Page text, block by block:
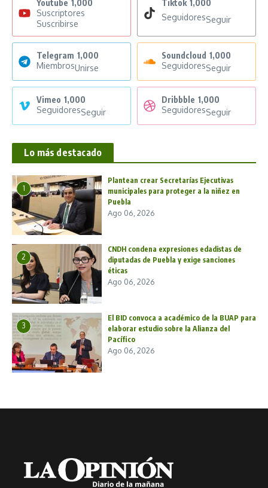
Youtube 1,000
Suscriptores
Suscribirse
Tiktok 1,000
SeguidoresSeguir
Telegram 1,000
MiembrosUnirse
Soundcloud 1,000
SeguidoresSeguir
Vimeo 1,000
SeguidoresSeguir
Dribbble 1,000
SeguidoresSeguir
Lo más destacado
1
Plantean crear Secretarías Ejecutivas
municipales para proteger a la niñez en
Puebla
Ago 06, 2026
2
CNDH condena expresiones edadistas de
diputadas de Puebla y exige sanciones
éticas
Ago 06, 2026
3
El BID convoca a académico de la BUAP para
elaborar estudio sobre la Alianza del
Pacífico
Ago 06, 2026